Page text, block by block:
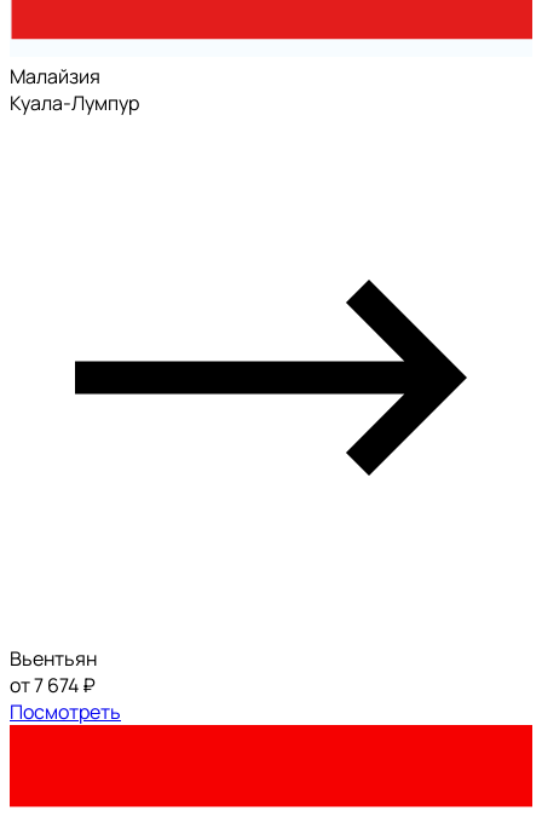
Малайзия
Куала-Лумпур
Вьентьян
от 7 674 ₽
Посмотреть